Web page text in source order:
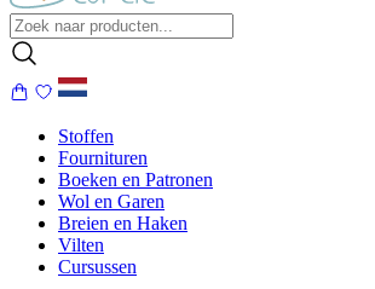
Stoffen
Fournituren
Boeken en Patronen
Wol en Garen
Breien en Haken
Vilten
Cursussen